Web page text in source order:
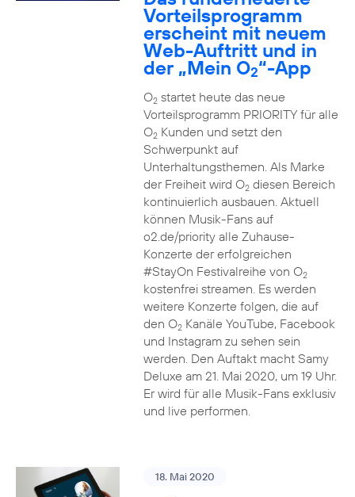
Vorteilsprogramm
erscheint mit neuem
Web-Auftritt und in
der „Mein O2“-App
O2startet heute das neue
Vorteilsprogramm PRIORITY für alle
O2Kunden und setzt den
Schwerpunkt auf
Unterhaltungsthemen. Als Marke
der Freiheit wird O2diesen Bereich
kontinuierlich ausbauen. Aktuell
können Musik-Fans auf
o2.de/priority alle Zuhause-
Konzerte der erfolgreichen
#StayOn Festivalreihe von O2
kostenfrei streamen. Es werden
weitere Konzerte folgen, die auf
den O2Kanäle YouTube, Facebook
und Instagram zu sehen sein
werden. Den Auftakt macht Samy
Deluxe am 21. Mai 2020, um 19 Uhr.
Er wird für alle Musik-Fans exklusiv
und live performen.
18. Mai 2020